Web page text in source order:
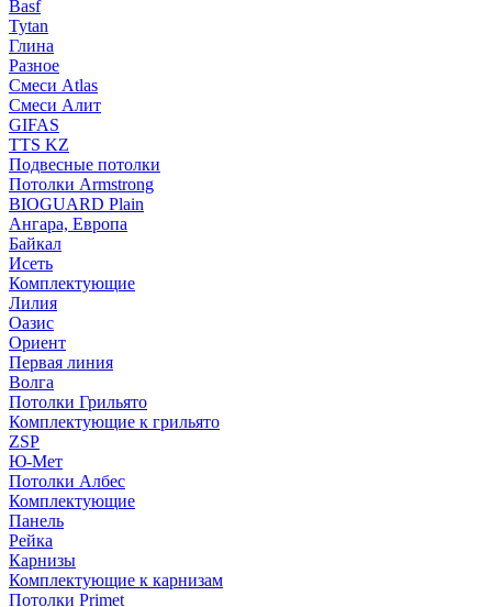
Basf
Tytan
Глина
Разное
Смеси Atlas
Смеси Алит
GIFAS
TTS KZ
Подвесные потолки
Потолки Armstrong
BIOGUARD Plain
Ангара, Европа
Байкал
Исеть
Комплектующие
Лилия
Оазис
Ориент
Первая линия
Волга
Потолки Грильято
Комплектующие к грильято
ZSP
Ю-Мет
Потолки Албес
Комплектующие
Панель
Рейка
Карнизы
Комплектующие к карнизам
Потолки Primet